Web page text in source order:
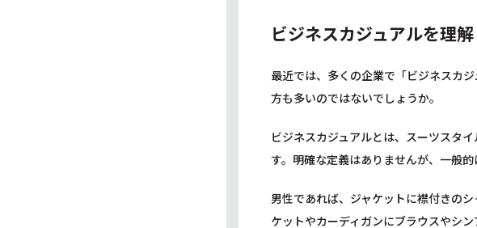
ビジネスカジュアルを理
最近では、多くの企業で「ビジネスカ
方も多いのではないでしょうか。
ビジネスカジュアルとは、スーツスタ
す。明確な定義はありませんが、一般
男性であれば、ジャケットに襟付きの
ケットやカーディガンにブラウスやシ